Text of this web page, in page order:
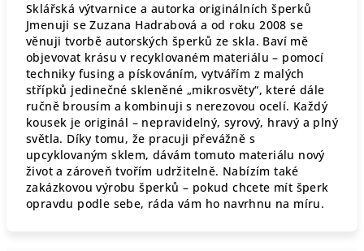
Sklářská výtvarnice a autorka originálních šperků
Jmenuji se Zuzana Hadrabová a od roku 2008 se
věnuji tvorbě autorských šperků ze skla. Baví mě
objevovat krásu v recyklovaném materiálu – pomocí
techniky fusing a pískováním, vytvářím z malých
střípků jedinečné skleněné „mikrosvěty“, které dále
ručně brousím a kombinuji s nerezovou ocelí. Každý
kousek je originál – nepravidelný, syrový, hravý a plný
světla. Díky tomu, že pracuji převážně s
upcyklovaným sklem, dávám tomuto materiálu nový
život a zároveň tvořím udržitelně. Nabízím také
zakázkovou výrobu šperků – pokud chcete mít šperk
opravdu podle sebe, ráda vám ho navrhnu na míru.